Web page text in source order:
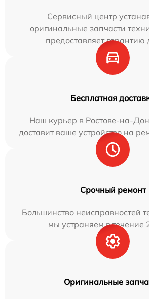
Сервисный центр
оригинальные запчасти
предоставляет гарантию
Бесплатная
Наш курьер в Ростове-на-
доставит ваше устройство на
Срочный ремонт
Большинство неисправностей
мы устраняем в течение
Оригинальные